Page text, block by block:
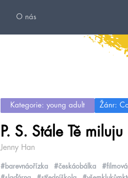
O nás
Kategorie: young adult Žánr:
P. S. Stále Tě miluju
Jenny Han
#barevnáořízka #českáobálka